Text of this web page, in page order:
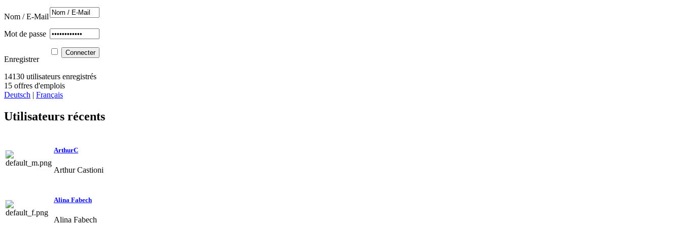
Nom / E-Mail
Mot de passe
Enregistrer
14130 utilisateurs enregistrés
15 offres d'emplois
Deutsch | Français
Utilisateurs récents
ArthurC
Arthur Castioni
Alina Fabech
Alina Fabech